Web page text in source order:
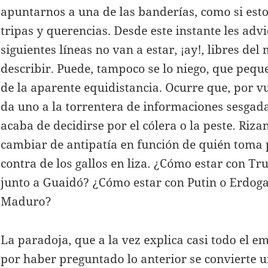
apuntarnos a una de las banderías, como si
tripas y querencias. Desde este instante les
siguientes líneas no van a estar, ¡ay!, libres del
describir. Puede, tampoco se lo niego, que
de la aparente equidistancia. Ocurre que, por
da uno a la torrentera de informaciones
acaba de decidirse por el cólera o la peste.
cambiar de antipatía en función de quién toma
contra de los gallos en liza. ¿Cómo estar con
junto a Guaidó? ¿Cómo estar con Putin o
Maduro?
La paradoja, que a la vez explica casi todo el
por haber preguntado lo anterior se convierte